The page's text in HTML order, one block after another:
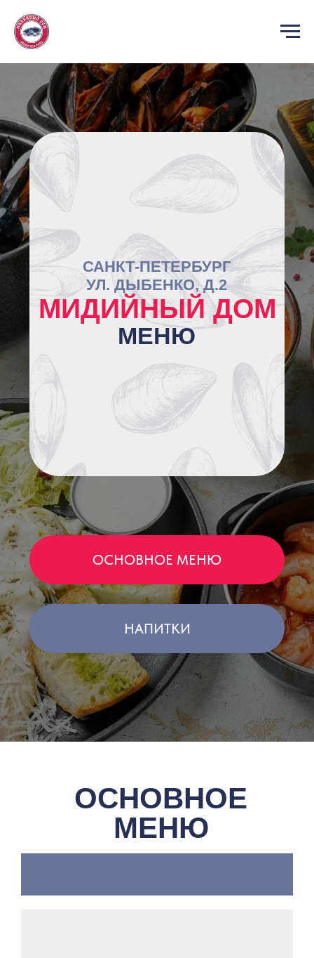
ОСНОВНОЕ МЕНЮ
САНКТ-ПЕТЕРБУРГ
УЛ. ДЫБЕНКО, Д.2
МИДИЙНЫЙ ДОМ
МЕНЮ
ОСНОВНОЕ
МЕНЮ